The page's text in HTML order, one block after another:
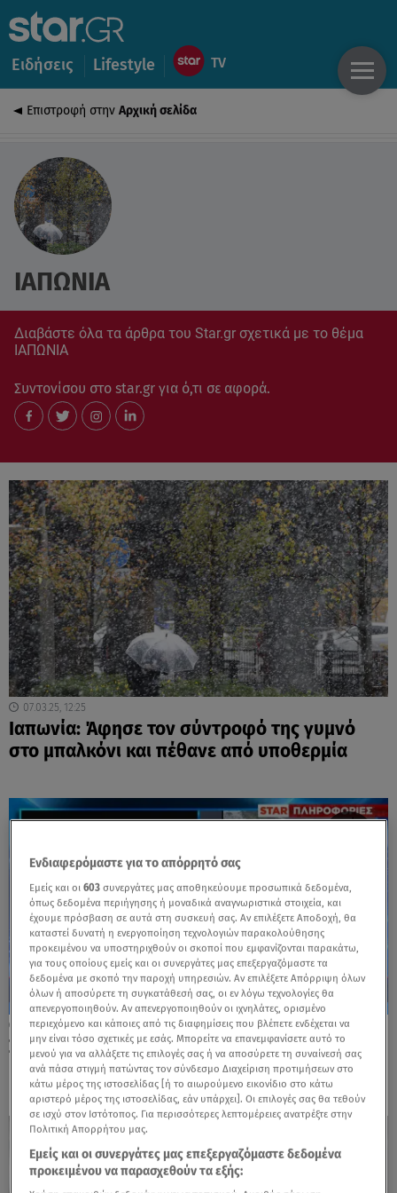
Ειδήσεις Lifestyle
Επιστροφή στην Αρχική σελίδα
ΙΑΠΩΝΙΑ
Διαβάστε όλα τα άρθρα του Star.gr σχετικά με το θέμα
ΙΑΠΩΝΙΑ
Συντονίσου στο star.gr για ό,τι σε αφορά.
07.03.25, 12:25
Ιαπωνία: Άφησε τον σύντροφό της γυμνό
στο μπαλκόνι και πέθανε από υποθερμία
13.02.25, 20:18
Σαντορίνη: Υποφέρουν οι κάτοικοι από
μετασεισμική ζάλη
Ενδιαφερόμαστε για το απόρρητό σας
Εμείς και οι603 συνεργάτες μας αποθηκεύουμε προσωπικά δεδομένα,
όπως δεδομένα περιήγησης ή μοναδικά αναγνωριστικά στοιχεία, και
έχουμε πρόσβαση σε αυτά στη συσκευή σας. Αν επιλέξετε Αποδοχή, θα
καταστεί δυνατή η ενεργοποίηση τεχνολογιών παρακολούθησης
προκειμένου να υποστηριχθούν οι σκοποί που εμφανίζονται παρακάτω,
για τους οποίους εμείς και οι συνεργάτες μας επεξεργαζόμαστε τα
δεδομένα με σκοπό την παροχή υπηρεσιών. Αν επιλέξετε Απόρριψη όλων
όλων ή αποσύρετε τη συγκατάθεσή σας, οι εν λόγω τεχνολογίες θα
απενεργοποιηθούν. Αν απενεργοποιηθούν οι ιχνηλάτες, ορισμένο
περιεχόμενο και κάποιες από τις διαφημίσεις που βλέπετε ενδέχεται να
μην είναι τόσο σχετικές με εσάς. Μπορείτε να επανεμφανίσετε αυτό το
μενού για να αλλάξετε τις επιλογές σας ή να αποσύρετε τη συναίνεσή σας
ανά πάσα στιγμή πατώντας τον σύνδεσμο Διαχείριση προτιμήσεων στο
κάτω μέρος της ιστοσελίδας [ή το αιωρούμενο εικονίδιο στο κάτω
αριστερό μέρος της ιστοσελίδας, εάν υπάρχει]. Οι επιλογές σας θα τεθούν
σε ισχύ στον Ιστότοπος. Για περισσότερες λεπτομέρειες ανατρέξτε στην
Πολιτική Απορρήτου μας.
Εμείς και οι συνεργάτες μας επεξεργαζόμαστε δεδομένα
προκειμένου να παρασχεθούν τα εξής: